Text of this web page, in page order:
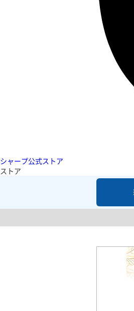
シャープ公式ストア
ストア